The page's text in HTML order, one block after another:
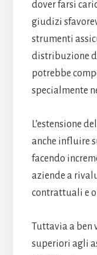
dover farsi
giudizi
strumenti
distribuzione
potrebbe
specialmente
L’estensione
anche influire
facendo
aziende a
contrattuali e
Tuttavia a ben
superiori agli